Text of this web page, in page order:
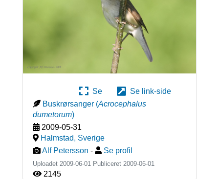
Se
Se link-side
Buskrørsanger (Acrocephalus
dumetorum)
2009-05-31
Halmstad, Sverige
Alf Petersson - Se profil
Uploadet 2009-06-01 Publiceret 2009-06-01
2145